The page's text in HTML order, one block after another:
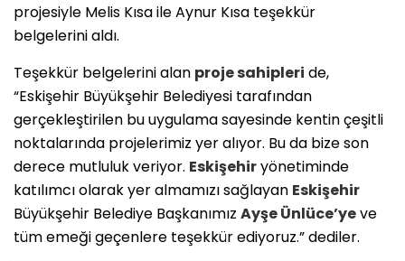
projesiyle Melis Kısa ile Aynur Kısa teşekkür
belgelerini aldı.
Teşekkür belgelerini alan proje sahipleri de,
“Eskişehir Büyükşehir Belediyesi tarafından
gerçekleştirilen bu uygulama sayesinde kentin çeşitli
noktalarında projelerimiz yer alıyor. Bu da bize son
derece mutluluk veriyor. Eskişehiryönetiminde
katılımcı olarak yer almamızı sağlayan Eskişehir
Büyükşehir Belediye Başkanımız Ayşe Ünlüce’yeve
tüm emeği geçenlere teşekkür ediyoruz.” dediler.